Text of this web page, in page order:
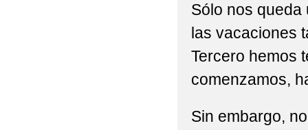
Sólo nos queda
las vacaciones
Tercero hemos
comenzamos,
Sin embargo,